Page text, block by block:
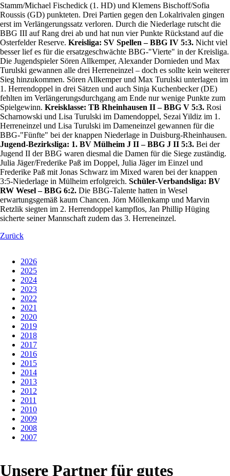
Stamm/Michael Fischedick (1. HD) und Klemens Bischoff/Sofia
Roussis (GD) punkteten. Drei Partien gegen den Lokalrivalen gingen
erst im Verlängerungssatz verloren. Durch die Niederlage rutscht die
BBG III auf Rang drei ab und hat nun vier Punkte Rückstand auf die
Osterfelder Reserve. Kreisliga: SV Spellen – BBG IV 5:3. Nicht viel
besser lief es für die ersatzgeschwächte BBG-"Vierte" in der Kreisliga.
Die Jugendspieler Sören Allkemper, Alexander Dornieden und Max
Turulski gewannen alle drei Herreneinzel – doch es sollte kein weiterer
Sieg hinzukommen. Sören Allkemper und Max Turulski unterlagen im
1. Herrendoppel in drei Sätzen und auch Sinja Kuchenbecker (DE)
fehlten im Verlängerungsdurchgang am Ende nur wenige Punkte zum
Spielgewinn. Kreisklasse: TB Rheinhausen II – BBG V 5:3. Rosi
Scharnowski und Lisa Turulski im Damendoppel, Sezai Yildiz im 1.
Herreneinzel und Lisa Turulski im Dameneinzel gewannen für die
BBG-"Fünfte" bei der knappen Niederlage in Duisburg-Rheinhausen.
Jugend-Bezirksliga: 1. BV Mülheim J II – BBG J II 5:3. Bei der
Jugend II der BBG waren diesmal die Damen für die Siege zuständig.
Julia Jäger/Frederike Paß im Doppel, Julia Jäger im Einzel und
Frederike Paß mit Jonas Schwarz im Mixed waren bei der knappen
3:5-Niederlage in Mülheim erfolgreich. Schüler-Verbandsliga: BV
RW Wesel – BBG 6:2. Die BBG-Talente hatten in Wesel
erwartungsgemäß kaum Chancen. Jörn Möllenkamp und Marvin
Retzlik siegten im 2. Herrendoppel kampflos, Jan Phillip Hüging
sicherte seiner Mannschaft zudem das 3. Herreneinzel.
Zurück
2026
2025
2024
2023
2022
2021
2020
2019
2018
2017
2016
2015
2014
2013
2012
2011
2010
2009
2008
2007
Unsere Partner für gutes